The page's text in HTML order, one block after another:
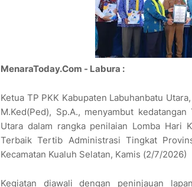
MenaraToday.Com - Labura :
Ketua TP PKK Kabupaten Labuhanbatu
M.Ked(Ped), Sp.A., menyambut
Utara dalam rangka penilaian Lomba Hari
Terbaik Tertib Administrasi Tingkat
Kecamatan Kualuh Selatan, Kamis (2/7/2026)
Kegiatan diawali dengan peninjauan